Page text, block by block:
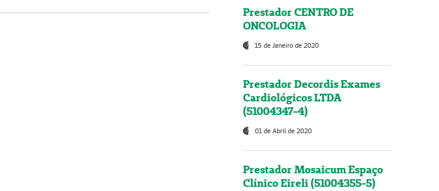
Prestador CENTRO DE
ONCOLOGIA
15 de Janeiro de 2020
Prestador Decordis Exames
Cardiológicos LTDA
(51004347-4)
01 de Abril de 2020
Prestador Mosaicum Espaço
Clínico Eireli (51004355-5)